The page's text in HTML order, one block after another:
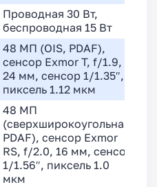
Проводная 30 Вт,
беспроводная 15 Вт
48 МП (OIS, PDAF),
сенсор Exmor T, f/1.9,
24 мм, сенсор 1/1.35″,
пиксель 1.12 мкм
48 МП
(сверхширокоугольная,
PDAF), сенсор Exmor
RS, f/2.0, 16 мм, сенсор
1/1.56″, пиксель 1.0
мкм